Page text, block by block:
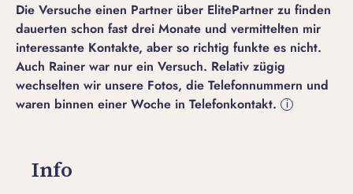
Die Versuche einen Partner über ElitePartner zu finden
dauerten schon fast drei Monate und vermittelten mir
interessante Kontakte, aber so richtig funkte es nicht.
Auch Rainer war nur ein Versuch. Relativ zügig
wechselten wir unsere Fotos, die Telefonnummern und
waren binnen einer Woche in Telefonkontakt.
i
Info